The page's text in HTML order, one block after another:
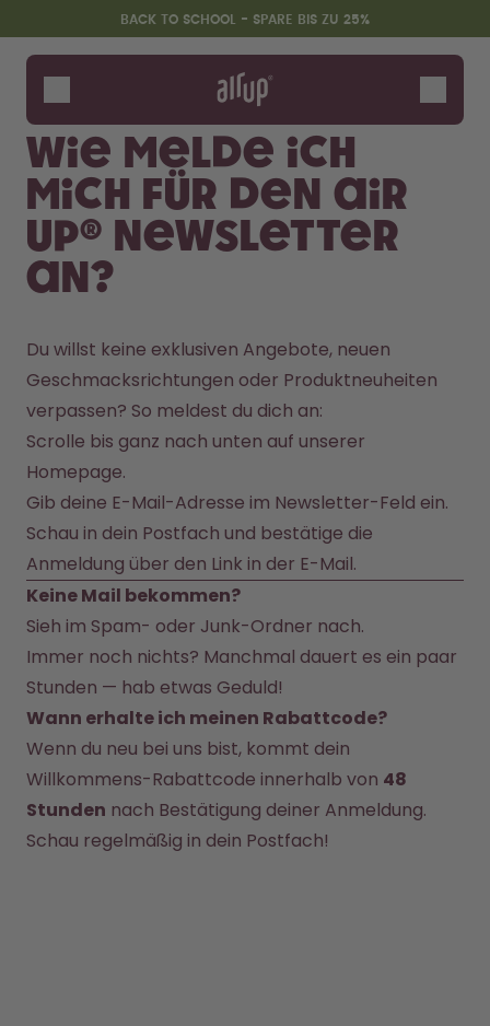
Zum Hauptinhalt springen
Erklärung zur BarrierefreiheitBACK TO SCHOOL - SPARE BIS ZU 25%
Flaschen
Duft-Pods
Zubehör
Starter Sets
Back2School
Gewinnspiel
Back to School - Spare bis zu
25%
Design Edition:
createdbygabe × air up®
Wie funktioniert's
Flaschen vergleichen
Wie melde ich
mich für den air
up® Newsletter
an?
Du willst keine exklusiven Angebote, neuen
Geschmacksrichtungen oder Produktneuheiten
verpassen? So meldest du dich an:
Scrolle bis ganz nach unten auf unserer
Homepage.
Gib deine E-Mail-Adresse im Newsletter-Feld ein.
Schau in dein Postfach und bestätige die
Anmeldung über den Link in der E-Mail.
Keine Mail bekommen?
Sieh im Spam- oder Junk-Ordner nach.
Immer noch nichts? Manchmal dauert es ein paar
Stunden — hab etwas Geduld!
Wann erhalte ich meinen Rabattcode?
Wenn du neu bei uns bist, kommt dein
Willkommens-Rabattcode innerhalb von 48
Stunden nach Bestätigung deiner Anmeldung.
Schau regelmäßig in dein Postfach!